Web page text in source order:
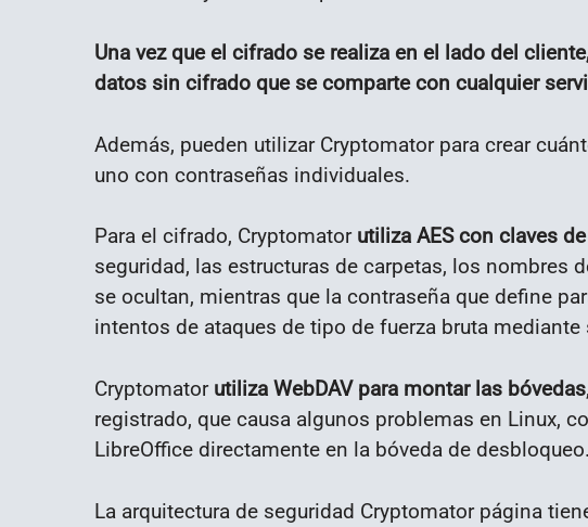
Una vez que el cifrado se realiza en el lado del
datos sin cifrado que se comparte con cualquier
Además, pueden utilizar Cryptomator para crear
uno con contraseñas individuales.
Para el cifrado, Cryptomator utiliza AES con claves
seguridad, las estructuras de carpetas, los nombres
se ocultan, mientras que la contraseña que define
intentos de ataques de tipo de fuerza bruta
Cryptomator utiliza WebDAV para montar las bóvedas
registrado, que causa algunos problemas en Linux,
LibreOffice directamente en la bóveda de desbloqueo.
La arquitectura de seguridad Cryptomator página